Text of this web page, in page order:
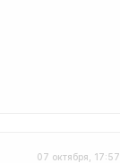
07 октября, 17:57